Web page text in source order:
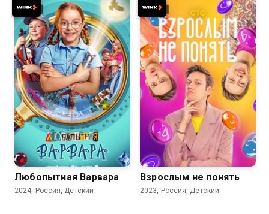
Любопытная Варвара
2024, Россия, Детский
8.1
Взрослым не понять
2023, Россия, Детский